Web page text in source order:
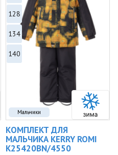
Мальчики
128
134
140
КОМПЛЕКТ ДЛЯ
МАЛЬЧИКА KERRY ROMI
K25420BN/4550